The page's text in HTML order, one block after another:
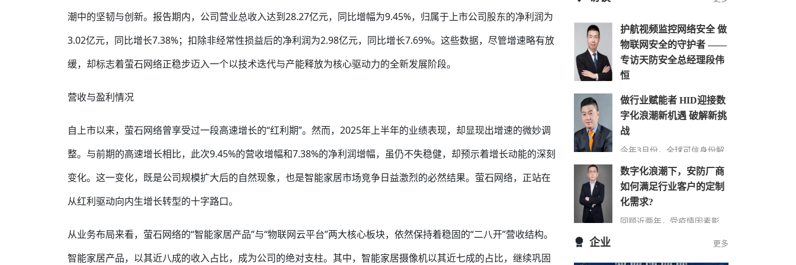
潮中的坚韧与创新。报告期内，公司营业总收入达到28.27亿元，同比增幅为9.45%，归属于上市公司股东的净利润为
3.02亿元，同比增长7.38%；扣除非经常性损益后的净利润为2.98亿元，同比增长7.69%。这些数据，尽管增速略有放
缓，却标志着萤石网络正稳步迈入一个以技术迭代与产能释放为核心驱动力的全新发展阶段。
营收与盈利情况
自上市以来，萤石网络曾享受过一段高速增长的“红利期”。然而，2025年上半年的业绩表现，却显现出增速的微妙调
整。与前期的高速增长相比，此次9.45%的营收增幅和7.38%的净利润增幅，虽仍不失稳健，却预示着增长动能的深刻
变化。这一变化，既是公司规模扩大后的自然现象，也是智能家居市场竞争日益激烈的必然结果。萤石网络，正站在
从红利驱动向内生增长转型的十字路口。
从业务布局来看，萤石网络的“智能家居产品”与“物联网云平台”两大核心板块，依然保持着稳固的“二八开”营收结构。
智能家居产品，以其近八成的收入占比，成为公司的绝对支柱。其中，智能家居摄像机以其近七成的占比，继续巩固
护航视频监控网络安全 做
物联网安全的守护者 ——
专访天防安全总经理段伟
恒
在万物互联时代，网络安全的
重要性日益凸显，尤其在快速
发展的城市建设中，搭建的巨
大物联网络对其安全保障…
做行业赋能者 HID迎接数
字化浪潮新机遇 破解新挑
战
今年3月份，全球可信身份解
的《安防行业现状报告》（以
下简称“报告”），该报告…
数字化浪潮下，安防厂商
如何满足行业客户的定制
化需求?
回顾近两年，受疫情因素影
领域都遭受了来自市场 “不确
企业 更多